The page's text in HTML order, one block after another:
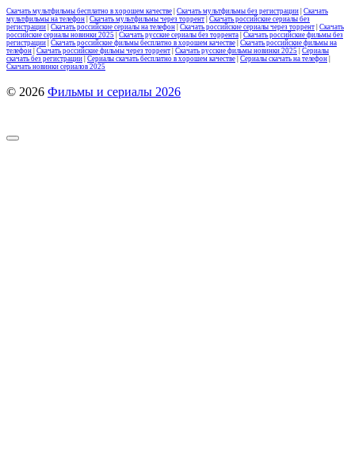
Скачать мультфильмы бесплатно в хорошем качестве Скачать мультфильмы без регистрации Скачать
мультфильмы на телефон Скачать мультфильмы через торрент Скачать российские сериалы без
регистрации Скачать российские сериалы на телефон Скачать российские сериалы через торрент Скачать
российские сериалы новинки 2025
Скачать русские сериалы без торрента Скачать российские фильмы без
регистрации Скачать российские фильмы бесплатно в хорошем качестве Скачать российские фильмы на
телефон Скачать российские фильмы через торрент Скачать русские фильмы новинки 2025
Сериалы
скачать без регистрации Сериалы скачать бесплатно в хорошем качестве Сериалы скачать на телефон
Скачать новинки сериалов 2025
© 2026 Фильмы и сериалы 2026